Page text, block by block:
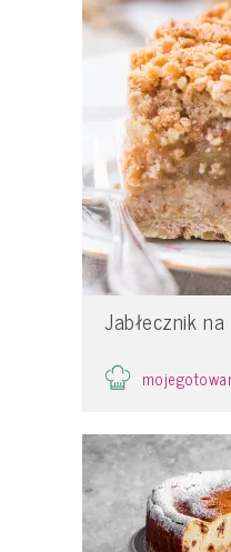
Jabłecznik